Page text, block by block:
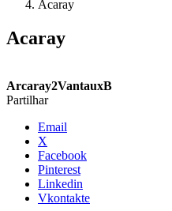
Acaray
Acaray
Arcaray2VantauxB
Partilhar
Email
X
Facebook
Pinterest
Linkedin
Vkontakte